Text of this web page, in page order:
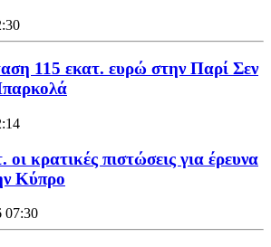
115 εκατ. ευρώ στην Παρί Σεν
οι κρατικές πιστώσεις για έρευνα
Κύπρο
07:30